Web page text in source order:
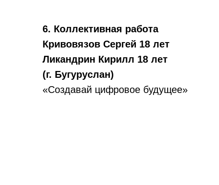
6. Коллективная работа
Кривовязов Сергей 18 лет
Ликандрин Кирилл 18 лет
(г. Бугуруслан)
«Создавай цифровое будущее»